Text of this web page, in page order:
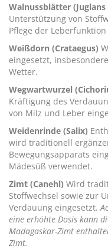
Walnussblätter (Juglans
Unterstützung von
Pflege der
Weißdorn (Crataegus)
eingesetzt,
Wetter.
Wegwartwurzel
Kräftigung des
von Milz und Leber
Weidenrinde (Salix)
wird traditionell
Bewegungsapparats
Mädesüß verwendet.
Zimt (Canehl) Wird
Stoffwechsel sowie zur
Verdauung eingesetzt.
eine erhöhte Dosis kann
Madagaskar-Zimt
Zimt.